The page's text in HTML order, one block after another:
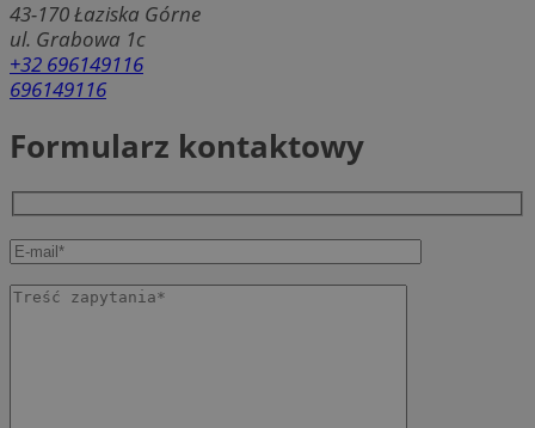
43-170Łaziska Górne
ul. Grabowa 1c
+32 696149116
696149116
Formularz kontaktowy